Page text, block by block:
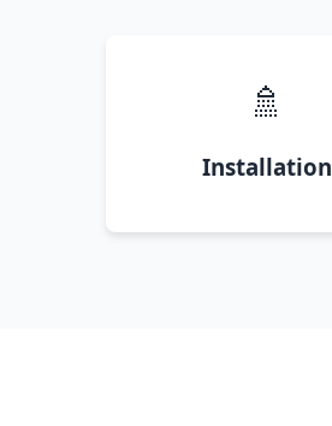
🚿
Installation